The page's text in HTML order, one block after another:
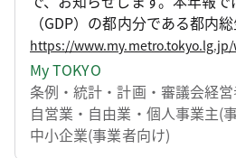
（GDP）の都内分である都内
り、都内の経済活動の規模や
ています。
My TOKYO
条例・統計・計画・審議会経
自営業・自由業・個人事業主(
中小企業(事業者向け)